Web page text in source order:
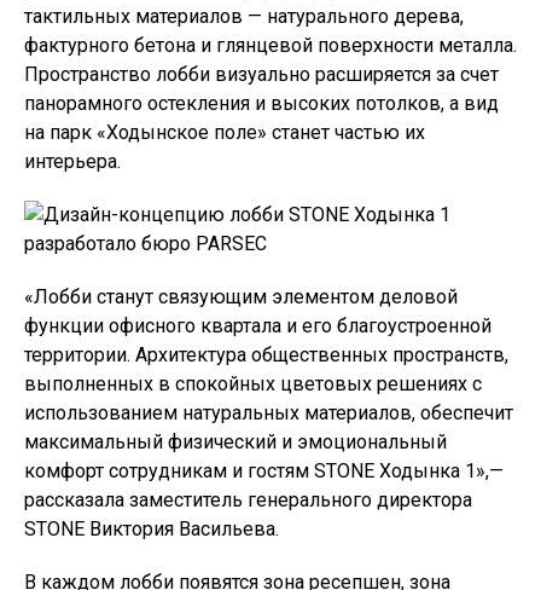
тактильных материалов — натурального дерева,
фактурного бетона и глянцевой поверхности металла.
Пространство лобби визуально расширяется за счет
панорамного остекления и высоких потолков, а вид
на парк «Ходынское поле» станет частью их
интерьера.
«Лобби станут связующим элементом деловой
функции офисного квартала и его благоустроенной
территории. Архитектура общественных пространств,
выполненных в спокойных цветовых решениях с
использованием натуральных материалов, обеспечит
максимальный физический и эмоциональный
комфорт сотрудникам и гостям STONE Ходынка 1»,—
рассказала заместитель генерального директора
STONE Виктория Васильева.
В каждом лобби появятся зона ресепшен, зона